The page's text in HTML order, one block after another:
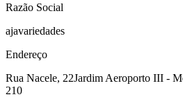
Razão Social
ajavariedades
Endereço
Rua Nacele, 22Jardim Aeroporto III -
210